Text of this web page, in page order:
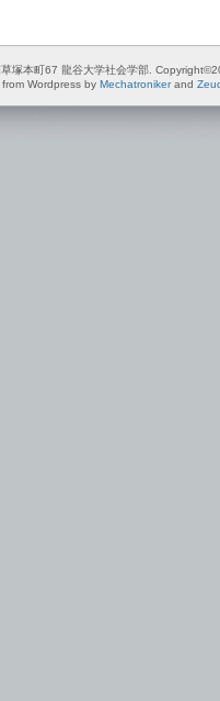
草塚本町67 龍谷大学社会学部.
Wordpress by Mechatronikerand